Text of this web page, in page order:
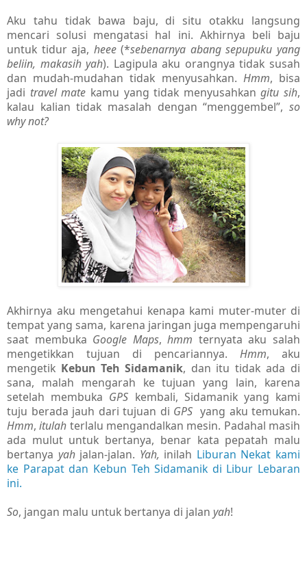
Aku tahu tidak bawa baju, di situ otakku langsung
mencari solusi mengatasi hal ini. Akhirnya beli baju
untuk tidur aja, heee(*sebenarnya abang sepupuku yang
beliin, makasih yah). Lagipula aku orangnya tidak susah
dan mudah-mudahan tidak menyusahkan. Hmm, bisa
jadi travel mate kamu yang tidak menyusahkangitu sih,
kalau kalian tidak masalah dengan “menggembel”, so
why not?
Akhirnya aku mengetahui kenapa kami muter-muter di
tempat yang sama, karena jaringan juga mempengaruhi
saat membuka Google Maps,hmm ternyata aku salah
mengetikkan tujuan di pencariannya. Hmm, aku
mengetik Kebun Teh Sidamanik, dan itu tidak ada di
sana, malah mengarah ke tujuan yang lain, karena
setelah membuka GPS kembali, Sidamanik yang kami
tuju berada jauh dari tujuan di GPS yang aku temukan.
Hmm,itulah terlalu mengandalkan mesin. Padahal masih
ada mulut untuk bertanya, benar kata pepatah malu
bertanya yahjalan-jalan. Yah, inilah Liburan Nekat kami
ke Parapat dan Kebun Teh Sidamanik di Libur Lebaran
ini.
So, jangan malu untuk bertanya di jalan yah!